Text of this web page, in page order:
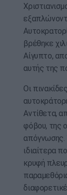
βρέθηκε
Αίγυπτο,
αυτής της
Οι
Αντίθετα,
φόβου, της
απόγνωσης.
ιδιαίτερα
κρυφή